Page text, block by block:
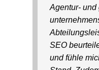
Agentur- und
SEO
und fühle